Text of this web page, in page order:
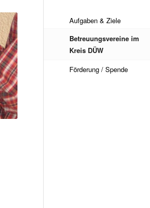
Aufgaben & Ziele
Betreuungsvereine im
Kreis DÜW
Förderung / Spende